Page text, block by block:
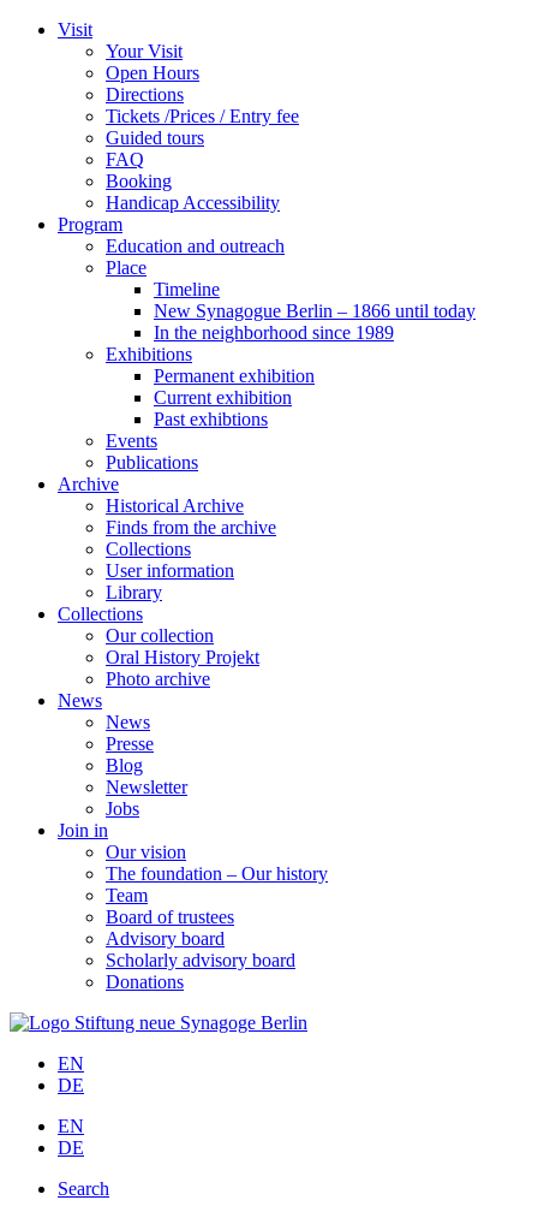
Zum
Visit
Your Visit
Open Hours
Directions
Tickets /Prices / Entry fee
Guided tours
FAQ
Booking
Handicap Accessibility
Program
Education and outreach
Place
Timeline
New Synagogue Berlin – 1866 until today
In the neighborhood since 1989
Exhibitions
Permanent exhibition
Current exhibition
Past exhibtions
Events
Publications
Archive
Historical Archive
Finds from the archive
Collections
User information
Library
Collections
Our collection
Oral History Projekt
Photo archive
News
News
Presse
Blog
Newsletter
Jobs
Join in
Our vision
The foundation – Our history
Team
Board of trustees
Advisory board
Scholarly advisory board
Donations
EN
DE
EN
DE
Search